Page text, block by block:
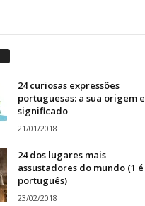
24 curiosas expressões
portuguesas: a sua origem e
significado
21/01/2018
24 dos lugares mais
assustadores do mundo (1 é
português)
23/02/2018